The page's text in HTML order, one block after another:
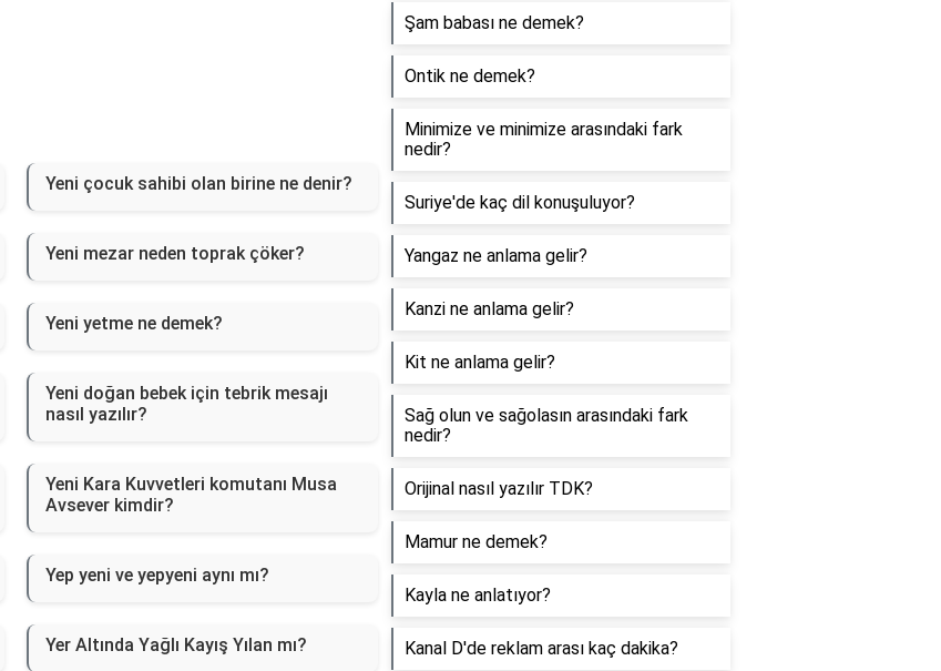
Yeni çocuk sahibi olan birine ne denir?
Yeni mezar neden toprak çöker?
Yeni yetme ne demek?
Yeni doğan bebek için tebrik mesajı
nasıl yazılır?
Yeni Kara Kuvvetleri komutanı Musa
Avsever kimdir?
Yep yeni ve yepyeni aynı mı?
Yer Altında Yağlı Kayış Yılan mı?
Şam babası ne demek?
Ontik ne demek?
Minimize ve minimize arasındaki fark
nedir?
Suriye'de kaç dil konuşuluyor?
Yangaz ne anlama gelir?
Kanzi ne anlama gelir?
Kit ne anlama gelir?
Sağ olun ve sağolasın arasındaki fark
nedir?
Orijinal nasıl yazılır TDK?
Mamur ne demek?
Kayla ne anlatıyor?
Kanal D'de reklam arası kaç dakika?